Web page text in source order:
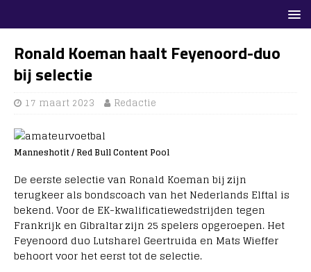
Ronald Koeman haalt Feyenoord-duo
bij selectie
17 maart 2023 Redactie
Manneshotit / Red Bull Content Pool
De eerste selectie van Ronald Koeman bij zijn
terugkeer als bondscoach van het Nederlands Elftal is
bekend. Voor de EK-kwalificatiewedstrijden tegen
Frankrijk en Gibraltar zijn 25 spelers opgeroepen. Het
Feyenoord duo Lutsharel Geertruida en Mats Wieffer
behoort voor het eerst tot de selectie.